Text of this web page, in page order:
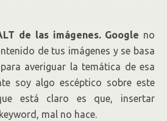
de las imágenes. Google no
de tus imágenes y se basa
para averiguar la temática de esa
soy algo escéptico sobre este
está claro es que, insertar
mal no hace.